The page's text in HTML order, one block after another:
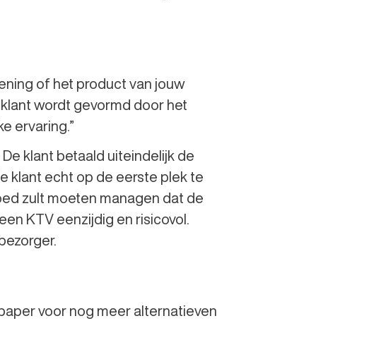
of het product van jouw
wordt gevormd door het
ervaring.”
klant betaald uiteindelijk de
klant echt op de eerste plek te
zult moeten managen dat de
KTV eenzijdig en risicovol.
voor nog meer alternatieven